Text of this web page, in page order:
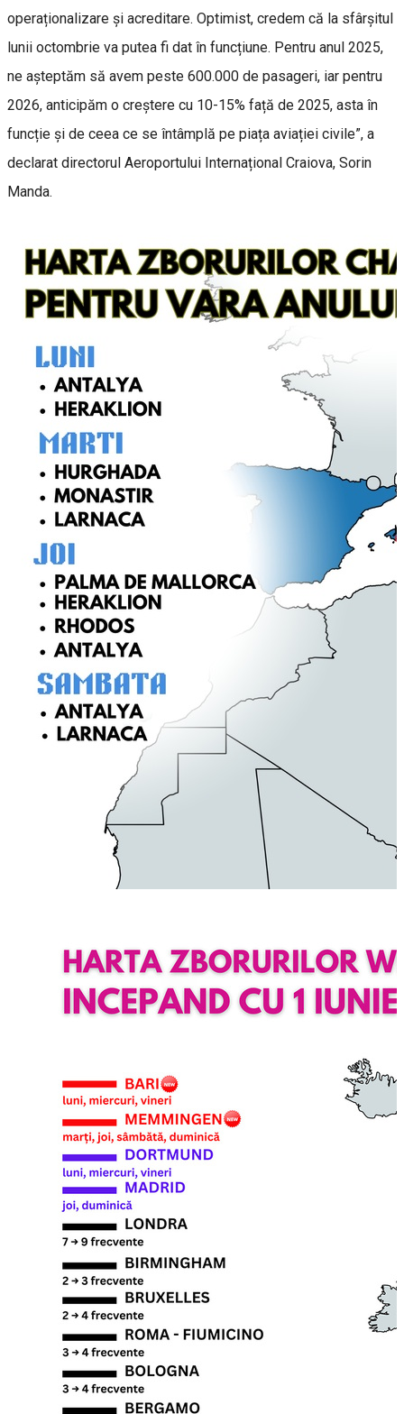
operaționalizare și acreditare. Optimist, credem că la sfârșitul
lunii octombrie va putea fi dat în funcțiune. Pentru anul 2025,
ne așteptăm să avem peste 600.000 de pasageri, iar pentru
2026, anticipăm o creștere cu 10-15% față de 2025, asta în
funcție și de ceea ce se întâmplă pe piața aviației civile”, a
declarat directorul Aeroportului Internațional Craiova, Sorin
Manda.